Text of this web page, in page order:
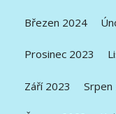
Březen 2024
Prosinec 2023
Září 2023 Srpen